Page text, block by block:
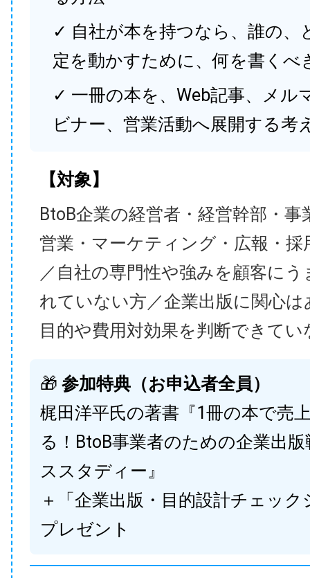
✓ 自社が本を持つなら、誰の、
定を動かすために、何を書くべ
✓ 一冊の本を、Web記事、メル
ビナー、営業活動へ展開する考
【対象】
BtoB企業の経営者・経営幹部・事
営業・マーケティング・広報・採
／自社の専門性や強みを顧客に
れていない方／企業出版に関心
目的や費用対効果を判断できてい
🎁 参加特典（お申込者全員）
梶田洋平氏の著書『1冊の本で売
る！BtoB事業者のための企業出
ススタディー』
＋「企業出版・目的設計チェック
プレゼント